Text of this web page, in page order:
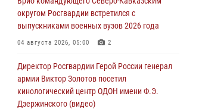
митинге, посвященном второй годовщине
вторжения ВСУ на территорию области
06 августа 2026, 11:56 4
В Санкт-Петербурге наряд Росгвардии
задержал правонарушителя, угрожавшего
подростку травматическим пистолетом
06 августа 2026, 11:33
округом Росгвардии встретился с
выпускниками военных вузов 2026 года
04 августа 2026, 05:00 2
Директор Росгвардии Герой России генерал
армии Виктор Золотов посетил
кинологический центр ОДОН имени Ф.Э.
Дзержинского (видео)